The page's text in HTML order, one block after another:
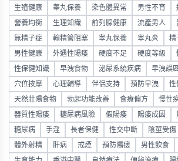
生殖健康 睾丸保養 染色體異常 男性不育
營養均衡 生理知識 前列腺健康 流產男人
無精子症 輸精管阻塞 睾丸保養 睾丸炎 精
男性健康 外遇性陽痿 硬度不足 硬度等級
性保健知識 早洩食物 泌尿系統疾病 早洩誤
穴位按摩 心理輔導 伴侶支持 預防早洩 性
天然壯陽食物 勃起功能改善 食療偏方 慢性
器質性陽痿 糖尿病風險 假陽痿 陽痿成因
糖尿病 手淫 長者保健 性交中斷 陰莖受傷
體外射精 肝病 戒煙 預防陽痿 男性飲食